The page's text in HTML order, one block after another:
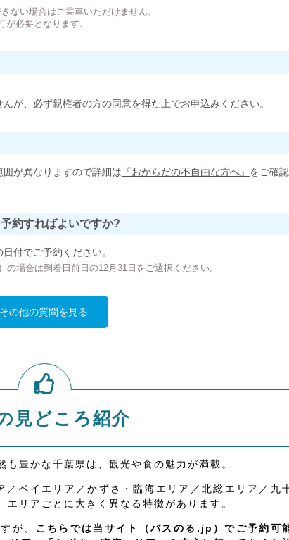
ない場合はご乗車いただけません。
必要となります。
が、必ず親権者の方の同意を得た上でお申込みください。
が異なりますので詳細は 『おからだの不自由な方へ』 をご確
約すればよいですか?
付でご予約ください。
場合は到着日前日の12月31日をご選択ください。
その他の質問を見る
見どころ紹介
豊かな千葉県は、観光や食の魅力が満載。
ベイエリア／かずさ・臨海エリア／北総エリア／九
リアごとに大きく異なる特徴があります。
が、 こちらでは当サイト（バスのる.jp）でご予約可